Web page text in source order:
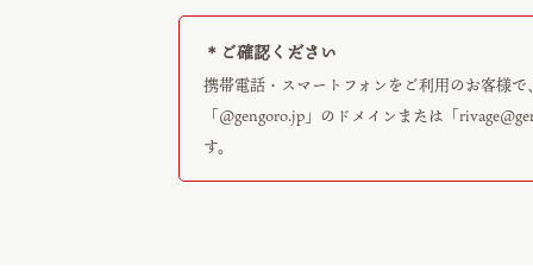
＊ご確認ください
携帯電話・スマートフォンをご利用のお客様
「@gengoro.jp」のドメインまたは「
す。